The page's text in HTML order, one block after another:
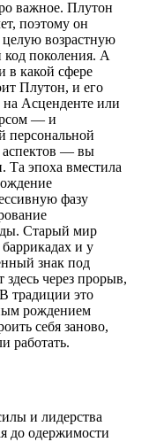
важное. Плутон
поэтому он
целую возрастную
поколения. А
в какой сфере
Плутон, и его
Асценденте или
— и
персональной
аспектов — вы
Та эпоха вместила
фазу
Старый мир
и у
знак под
через прорыв,
традиции это
рождением
себя заново,
работать.
и лидерства
до одержимости